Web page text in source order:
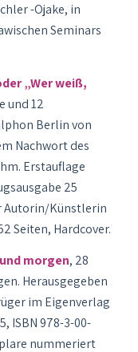
-Ojake, in
Seminars
„Wer weiß,
und 12
Berlin von
Nachwort des
Erstauflage
25
Autorin/Künstlerin
Seiten, Hardcover.
morgen, 28
Herausgegeben
im Eigenverlag
ISBN 978-3-00-
nummeriert